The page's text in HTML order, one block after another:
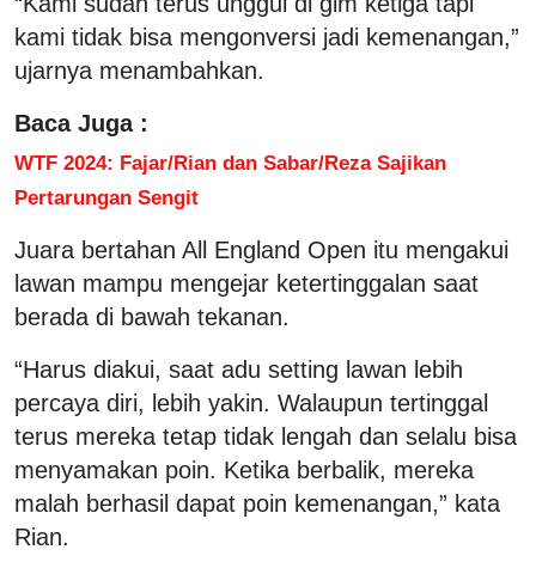
kami tidak bisa mengonversi jadi kemenangan,”
ujarnya menambahkan.
Baca Juga :
WTF 2024: Fajar/Rian dan Sabar/Reza Sajikan
Pertarungan Sengit
Juara bertahan All England Open itu mengakui
lawan mampu mengejar ketertinggalan saat
berada di bawah tekanan.
“Harus diakui, saat adu setting lawan lebih
percaya diri, lebih yakin. Walaupun tertinggal
terus mereka tetap tidak lengah dan selalu bisa
menyamakan poin. Ketika berbalik, mereka
malah berhasil dapat poin kemenangan,” kata
Rian.